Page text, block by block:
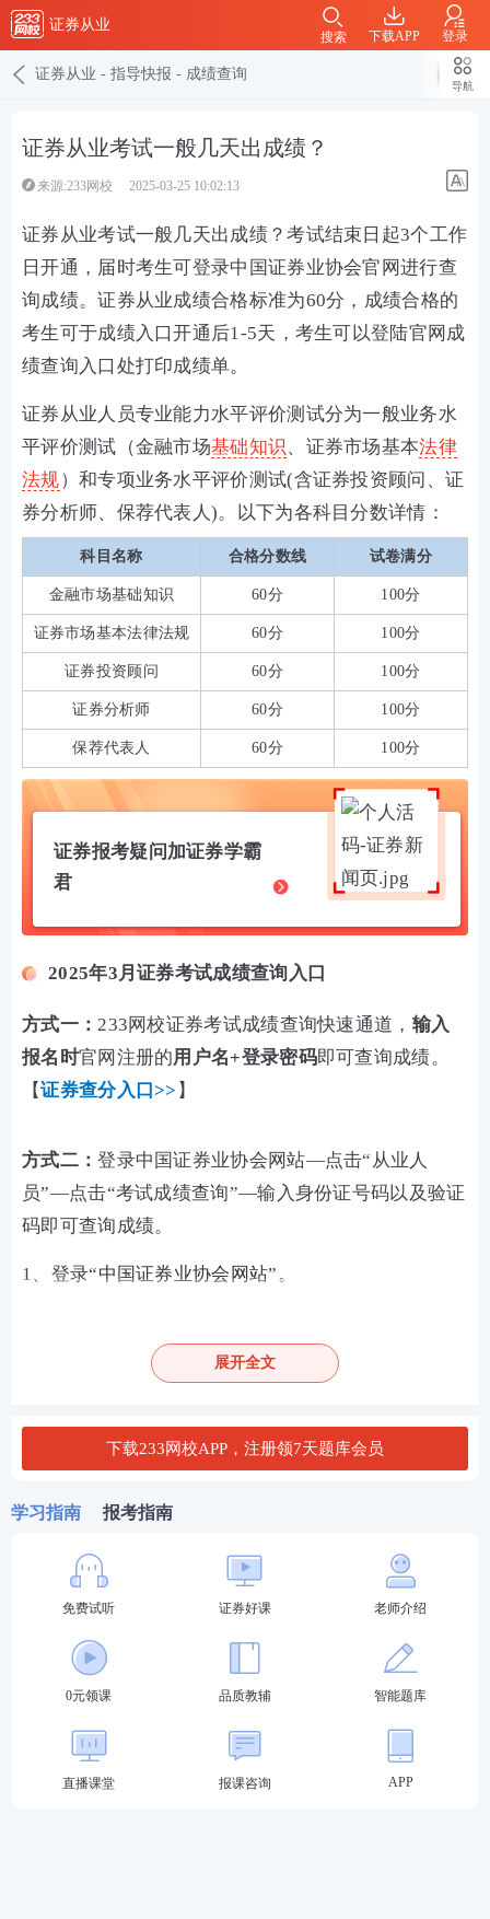
证券从业
下载APP 登录
搜索
证券从业 - 指导快报 - 成绩查询
导航
证券从业考试一般几天出成绩？
来源:233网校 2025-03-25 10:02:13
证券从业考试一般几天出成绩？考试结束日起3个工作
日开通，届时考生可登录中国证券业协会官网进行查
询成绩。证券从业成绩合格标准为60分，成绩合格的
考生可于成绩入口开通后1-5天，考生可以登陆官网成
绩查询入口处打印成绩单。
证券从业人员专业能力水平评价测试分为一般业务水
平评价测试（金融市场基础知识、证券市场基本法律
法规）和专项业务水平评价测试(含证券投资顾问、证
券分析师、保荐代表人)。以下为各科目分数详情：
科目名称 合格分数线 试卷满分
金融市场基础知识 60分 100分
证券市场基本法律法规 60分 100分
证券投资顾问 60分 100分
证券分析师 60分 100分
保荐代表人 60分 100分
证券报考疑问加证券学霸
君
2025年3月证券考试成绩查询入口
方式一：233网校证券考试成绩查询快速通道， 输入
报名时官网注册的用户名+登录密码即可查询成绩。
【证券查分入口>> 】
方式二：登录中国证券业协会网站—点击“从业人
员”—点击“考试成绩查询”—输入身份证号码以及验证
码即可查询成绩。
1、登录“中国证券业协会网站”。
协会网站-从业人员-考试平台-考试成绩查询-当次考试
3、输入“身份证号码”-点击“查询”。
证券行业专业人员水平评价测试实施细则
》，自发
布之日起施行。根据细则内容，已通过考试的人员不
适用本规则，成绩长期有效，未通过的成绩有效期为3
6个月。
月内有效； 专项业务水平评价测试
或高级管理人员水
平评价测试成绩达到基本要求且在有效期内的，其一
展开全文
下载233网校APP，注册领7天题库会员
学习指南 报考指南
免费试听 证券好课 老师介绍
0元领课 品质教辅 智能题库
直播课堂 报课咨询 APP